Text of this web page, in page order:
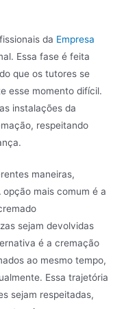
da Empresa
Essa fase é feita
que os tutores se
esse momento difícil.
instalações da
respeitando
maneiras,
mais comum é a
sejam devolvidas
é a cremação
ao mesmo tempo,
Essa trajetória
sejam respeitadas,